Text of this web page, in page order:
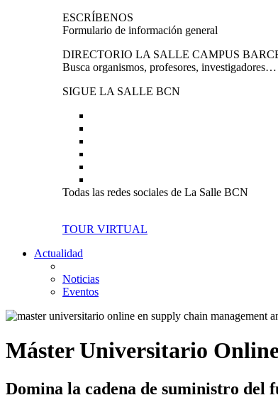
ESCRÍBENOS
Formulario de información general
DIRECTORIO LA SALLE CAMPUS
Busca organismos, profesores, investigadores…
SIGUE LA SALLE BCN
Todas las redes sociales de La Salle BCN
TOUR VIRTUAL
Actualidad
Noticias
Eventos
Máster Universitario
Domina la cadena de suministro